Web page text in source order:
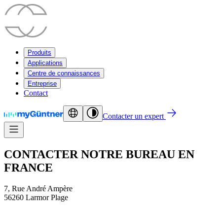
Produits
Applications
Centre de connaissances
Entreprise
Contact
Contacter un expert
CONTACTER NOTRE BUREAU EN
FRANCE
7, Rue André Ampère
56260 Larmor Plage